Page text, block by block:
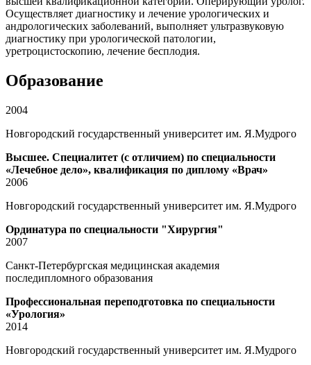
Осуществляет диагностику и лечение урологических и
андрологических заболеваний, выполняет ультразвуковую
диагностику при урологической патологии,
уретроцистоскопию, лечение бесплодия.
Образование
2004
Новгородский государственный университет им. Я.Мудрого
Высшее. Специалитет (с отличием) по специальности
«Лечебное дело», квалификация по диплому «Врач»
2006
Новгородский государственный университет им. Я.Мудрого
Ординатура по специальности "Хирургия"
2007
Санкт-Петербургская медицинская академия
последипломного образования
Профессиональная переподготовка по специальности
«Урология»
2014
Новгородский государственный университет им. Я.Мудрого